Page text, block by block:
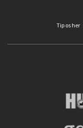
Tip os her